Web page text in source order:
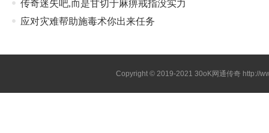
传奇迷失吧,而是甘切于麻痹戒指没实力
应对灾难帮助施毒术你出来任务
Copyright © 2019-202130oK网通传奇 http://